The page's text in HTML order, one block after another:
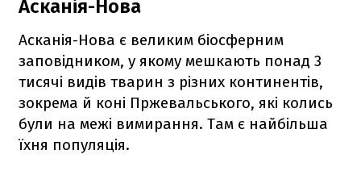
Асканія-Нова
Асканія-Нова є великим біосферним
заповідником, у якому мешкають понад 3
тисячі видів тварин з різних континентів,
зокрема й коні Пржевальського, які колись
були на межі вимирання. Там є найбільша
їхня популяція.